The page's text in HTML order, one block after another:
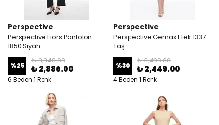
Perspective
Perspective Fiors Pantolon
1850 Siyah
%25
₺ 3,848.00
₺ 2,886.00
6 Beden 1 Renk
Perspective
Perspective Gemas Etek 1337-
Taş
%30
₺ 3,499.00
₺ 2,449.00
4 Beden 1 Renk